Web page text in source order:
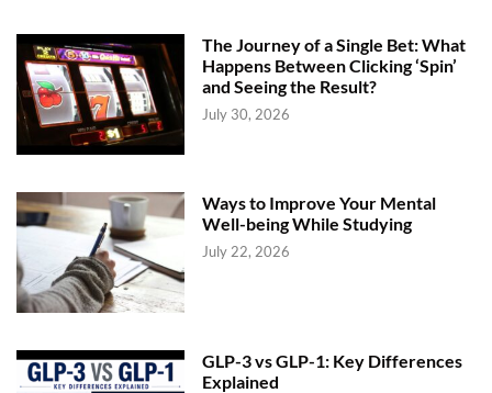
The Journey of a Single Bet: What
Happens Between Clicking ‘Spin’
and Seeing the Result?
July 30, 2026
Ways to Improve Your Mental
Well-being While Studying
July 22, 2026
GLP-3 vs GLP-1: Key Differences
Explained